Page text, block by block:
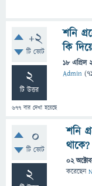
+2
টি ভোট
2
টি উত্তর
677 বার দেখা হয়েছে
শনি
কি
18 এপ্রিল
Admin (
0
টি ভোট
2
শনি
থাকে?
02
করেছেন